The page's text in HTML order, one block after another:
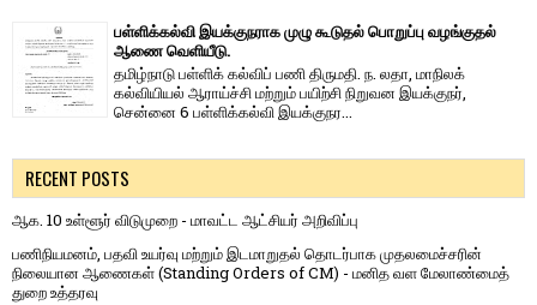
பள்ளிக்கல்வி இயக்குநராக முழு கூடுதல் பொறுப்பு வழங்குதல்
ஆணை வெளியீடு.
தமிழ்நாடு பள்ளிக் கல்விப் பணி திருமதி. ந. லதா, மாநிலக்
கல்வியியல் ஆராய்ச்சி மற்றும் பயிற்சி நிறுவன இயக்குநர்,
சென்னை 6 பள்ளிக்கல்வி இயக்குநர...
RECENT POSTS
ஆக. 10 உள்ளூர் விடுமுறை - மாவட்ட ஆட்சியர் அறிவிப்பு
பணிநியமனம், பதவி உயர்வு மற்றும் இடமாறுதல் தொடர்பாக முதலமைச்சரின்
நிலையான ஆணைகள் (Standing Orders of CM) - மனித வள மேலாண்மைத்
துறை உத்தரவு